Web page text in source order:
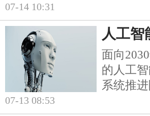
07-14 10:31
人工智
面向
的人工
系统推进
07-13 08:53